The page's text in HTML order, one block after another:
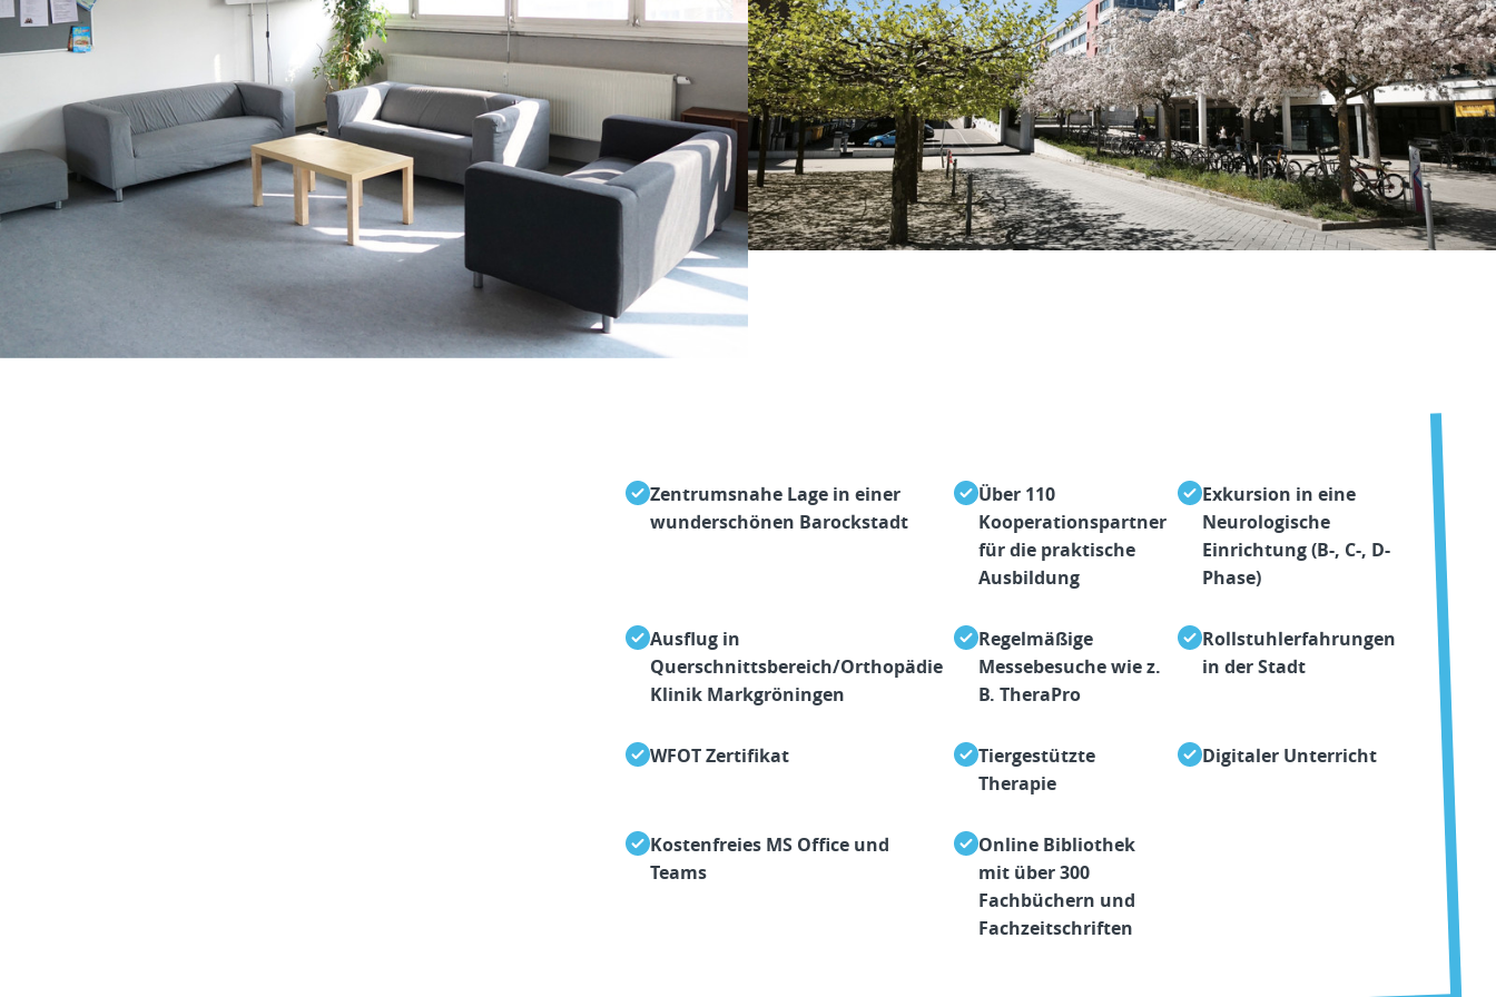
Zentrumsnahe Lage in einer
wunderschönen Barockstadt
Über 110
Kooperationspartner
für die praktische
Ausbildung
Exkursion in eine
Neurologische
Einrichtung (B-, C-, D-
Phase)
Ausflug in
Querschnittsbereich/Orthopädie
Klinik Markgröningen
Regelmäßige
Messebesuche wie z.
B. TheraPro
Rollstuhlerfahrungen
in der Stadt
WFOT Zertifikat
Tiergestützte
Therapie
Digitaler Unterricht
Kostenfreies MS Office und
Teams
Online Bibliothek
mit über 300
Fachbüchern und
Fachzeitschriften